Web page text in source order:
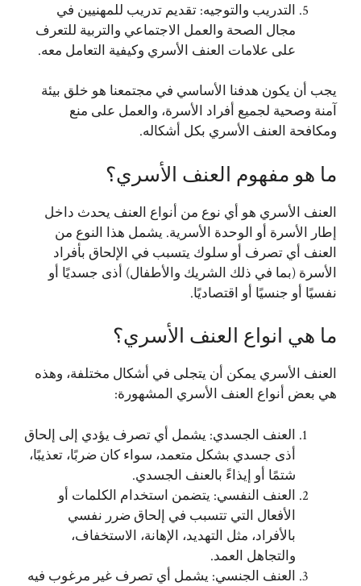
التدريب والتوجيه: تقديم تدريب للمهنيين في
مجال الصحة والعمل الاجتماعي والتربية للتعرف
على علامات العنف الأسري وكيفية التعامل معه.
يجب أن يكون هدفنا الأساسي في مجتمعنا هو خلق بيئة
آمنة وصحية لجميع أفراد الأسرة، والعمل على منع
ومكافحة العنف الأسري بكل أشكاله.
ما هو مفهوم العنف الأسري؟
العنف الأسري هو أي نوع من أنواع العنف يحدث داخل
إطار الأسرة أو الوحدة الأسرية. يشمل هذا النوع من
العنف أي تصرف أو سلوك يتسبب في الإلحاق بأفراد
الأسرة (بما في ذلك الشريك والأطفال) أذى جسديًا أو
نفسيًا أو جنسيًا أو اقتصاديًا.
ما هي انواع العنف الأسري؟
العنف الأسري يمكن أن يتجلى في أشكال مختلفة، وهذه
هي بعض أنواع العنف الأسري المشهورة:
العنف الجسدي: يشمل أي تصرف يؤدي إلى إلحاق
أذى جسدي بشكل متعمد، سواء كان ضربًا، تعذيبًا،
شتمًا أو إيذاءً بالعنف الجسدي.
العنف النفسي: يتضمن استخدام الكلمات أو
الأفعال التي تتسبب في إلحاق ضرر نفسي
بالأفراد، مثل التهديد، الإهانة، الاستخفاف،
والتجاهل العمد.
العنف الجنسي: يشمل أي تصرف غير مرغوب فيه